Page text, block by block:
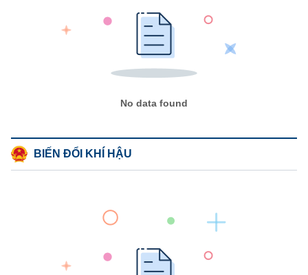
No data found
BIẾN ĐỔI KHÍ HẬU